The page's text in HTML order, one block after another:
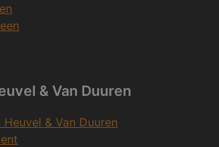
& Van Duuren
& Van Duuren